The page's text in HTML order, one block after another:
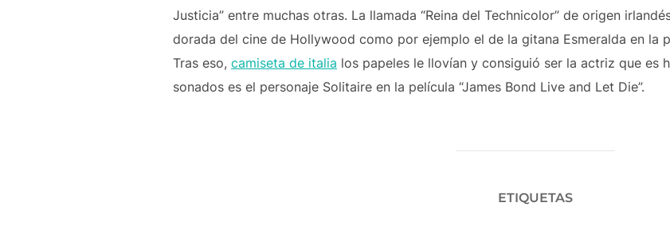
Justicia” entre muchas otras. La llamada “Reina del Technicolor” de origen
dorada del cine de Hollywood como por ejemplo el de la gitana Esmeralda en la
Tras eso, camiseta de italia los papeles le llovían y consiguió ser la actriz que es
sonados es el personaje Solitaire en la película “James Bond Live and Let Die”.
ETIQUETAS